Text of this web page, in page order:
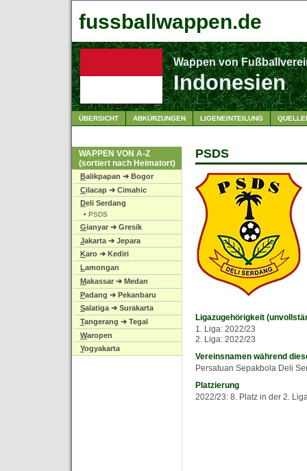
fussballwappen.de
Wappen von
Indonesien
ÜBERSICHT ABKÜRZUNGEN LIGENEINTEILUNG
WAPPEN VON A-Z
(sortiert nach Heimatort)
Balikpapan ➔ Bogor
Cilacap ➔ Cimahic
Deli Serdang
• PSDS
Gianyar ➔ Gresik
Jakarta ➔ Jepara
Karo ➔ Kediri
Lamongan
Makassar ➔ Medan
Padang ➔ Pekanbaru
Salatiga ➔ Surakarta
Tangerang ➔ Tegal
Waropen
Yogyakarta
PSDS
Ligazugehörigkeit
1. Liga: 2022/23
2. Liga: 2022/23
Vereinsnamen während
Persatuan Sepakbola Deli
Platzierung
2022/23: 8. Platz in der 2.